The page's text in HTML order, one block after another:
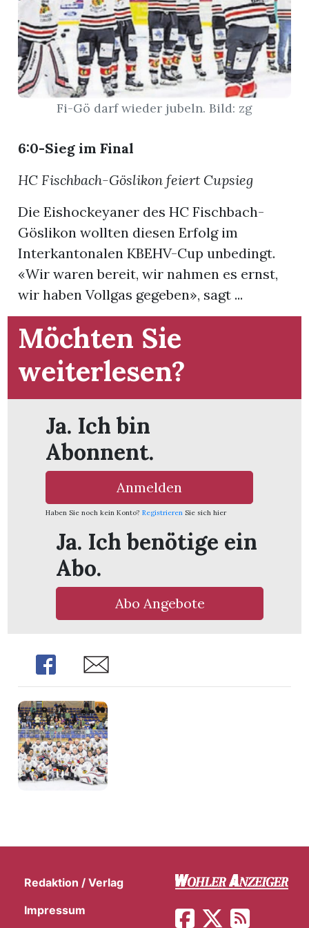
App
Fi-Gö darf wieder jubeln. Bild: zg
6:0-Sieg im Final
HC Fischbach-Göslikon feiert Cupsieg
Die Eishockeyaner des HC Fischbach-
Göslikon wollten diesen Erfolg im
Interkantonalen KBEHV-Cup unbedingt.
«Wir waren bereit, wir nahmen es ernst,
wir haben Vollgas gegeben», sagt ...
Möchten Sie
weiterlesen?
Ja. Ich bin
Abonnent.
Anmelden
Haben Sie noch kein Konto? Registrieren Sie sich hier
Ja. Ich benötige ein
Abo.
Abo Angebote
Share Share
Redaktion / Verlag
Impressum